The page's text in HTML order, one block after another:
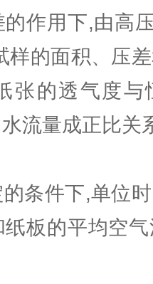
作用下,由高
样的面积、压
张的透气度与
流量成正比关
条件下,单位
板的平均空